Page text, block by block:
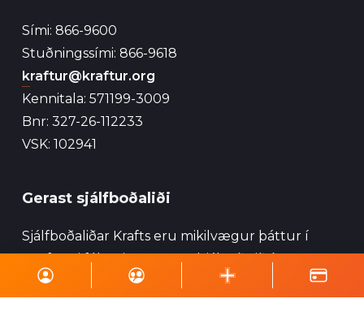
Sími: 866-9600
Stuðningssími: 866-9618
kraftur@kraftur.org
Kennitala: 571199-3009
Bnr: 327-26-112233
VSK: 102941
Gerast sjálfboðaliði
Sjálfboðaliðar Krafts eru mikilvægur þáttur í
starfsemi félagsins og geta hjálpað við ýmsa
viðburði, perlun og annað eins.